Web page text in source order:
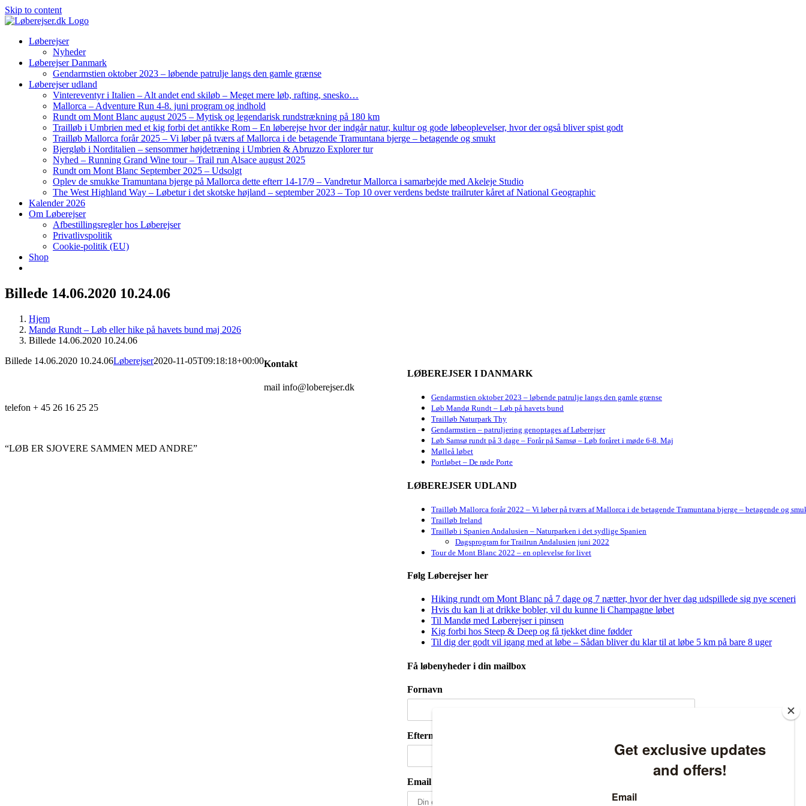
Skip to content
Løberejser
Nyheder
Løberejser Danmark
Gendarmstien oktober 2023 – løbende patrulje langs den gamle grænse
Løberejser udland
Vintereventyr i Italien – Alt andet end skiløb – Meget mere løb, rafting, snesko…
Mallorca – Adventure Run 4-8. juni program og indhold
Rundt om Mont Blanc august 2025 – Mytisk og legendarisk rundstrækning på 180 km
Trailløb i Umbrien med et kig forbi det antikke Rom – En løberejse hvor der indgår natur, kultur og gode løbeoplevelser, hvor der også bliver spist godt
Trailløb Mallorca forår 2025 – Vi løber på tværs af Mallorca i de betagende Tramuntana bjerge – betagende og smukt
Bjergløb i Norditalien – sensommer højdetræning i Umbrien & Abruzzo Explorer tur
Nyhed – Running Grand Wine tour – Trail run Alsace august 2025
Rundt om Mont Blanc September 2025 – Udsolgt
Oplev de smukke Tramuntana bjerge på Mallorca dette efterr 14-17/9 – Vandretur Mallorca i samarbejde med Akeleje Studio
The West Highland Way – Løbetur i det skotske højland – september 2023 – Top 10 over verdens bedste trailruter kåret af National Geographic
Kalender 2026
Om Løberejser
Afbestillingsregler hos Løberejser
Privatlivspolitik
Cookie-politik (EU)
Shop
Billede 14.06.2020 10.24.06
Hjem
Mandø Rundt – Løb eller hike på havets bund maj 2026
Billede 14.06.2020 10.24.06
Billede 14.06.2020 10.24.06Løberejser2020-11-05T09:18:18+00:00
LØBEREJSER I DANMARK
Gendarmstien oktober 2023 – løbende patrulje langs den gamle grænse
Løb Mandø Rundt – Løb på havets bund
Trailløb Naturpark Thy
Gendarmstien – patruljering genoptages af Løberejser
Løb Samsø rundt på 3 dage – Forår på Samsø – Løb foråret i møde 6-8. Maj
Mølleå løbet
Portløbet – De røde Porte
LØBEREJSER UDLAND
Trailløb Mallorca forår 2022 – Vi løber på tværs af Mallorca i de betagende Tramuntana bjerge – betagende og
Trailløb Ireland
Trailløb i Spanien Andalusien – Naturparken i det sydlige Spanien
Dagsprogram for Trailrun Andalusien juni 2022
Tour de Mont Blanc 2022 – en oplevelse for livet
Følg Løberejser her
Hiking rundt om Mont Blanc på 7 dage og 7 nætter, hvor der hver dag udspillede sig nye sceneri
Hvis du kan li at drikke bobler, vil du kunne li Champagne løbet
Til Mandø med Løberejser i pinsen
Kig forbi hos Steep & Deep og få tjekket dine fødder
Til dig der godt vil igang med at løbe – Sådan bliver du klar til at løbe 5 km på bare 8 uger
Få løbenyheder i din mailbox
Fornavn
Efternavn
Email adresse:
Kontakt
mail info@loberejser.dk
telefon + 45 26 16 25 25
“LØB ER SJOVERE SAMMEN MED ANDRE”